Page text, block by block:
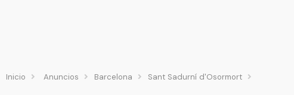
Inicio Anuncios Barcelona Sant Sadurní d'Osormort